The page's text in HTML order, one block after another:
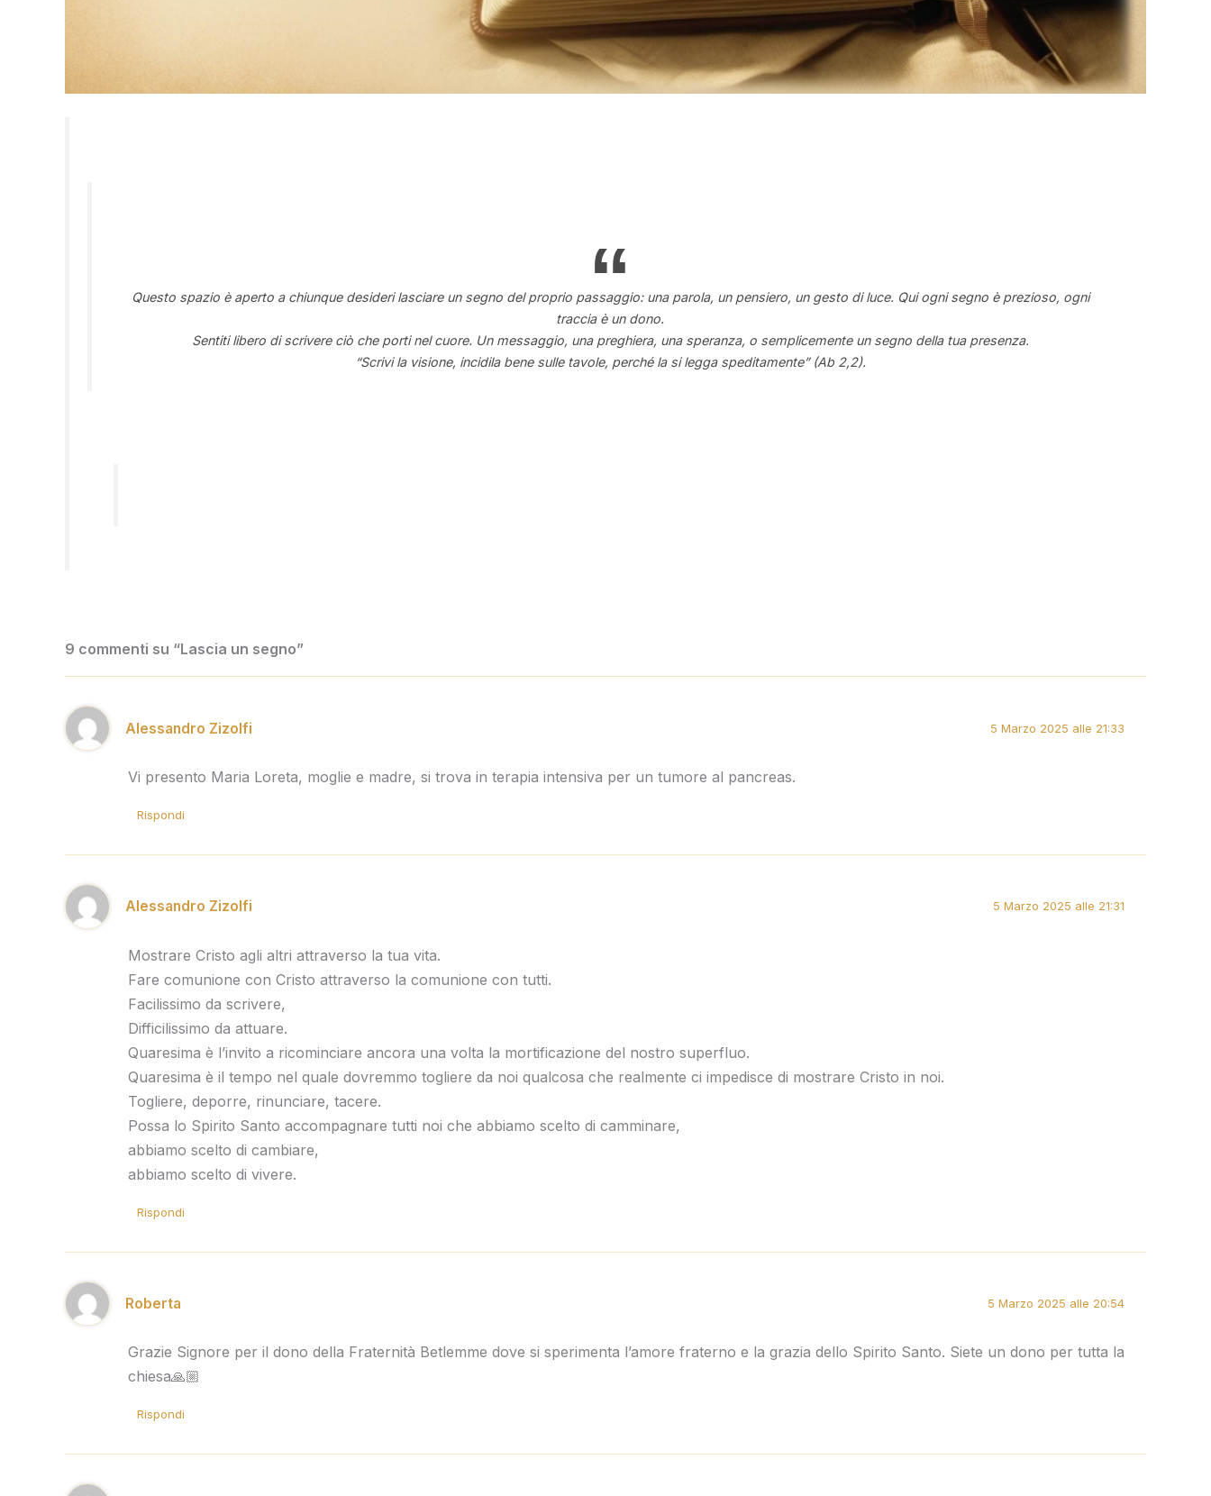
Questo spazio è aperto a chiunque desideri lasciare un segno del proprio passaggio: una parola, un pensiero, un gesto di luce. Qui ogni segno è prezioso, ogni
traccia è un dono.
Sentiti libero di scrivere ciò che porti nel cuore. Un messaggio, una preghiera, una speranza, o semplicemente un segno della tua presenza.
“Scrivi la visione, incidila bene sulle tavole, perché la si legga speditamente” (Ab 2,2).
9 commenti su “Lascia un segno”
Alessandro Zizolfi 5 Marzo 2025 alle 21:33
Vi presento Maria Loreta, moglie e madre, si trova in terapia intensiva per un tumore al pancreas.
Rispondi
Alessandro Zizolfi 5 Marzo 2025 alle 21:31
Mostrare Cristo agli altri attraverso la tua vita.
Fare comunione con Cristo attraverso la comunione con tutti.
Facilissimo da scrivere,
Difficilissimo da attuare.
Quaresima è l’invito a ricominciare ancora una volta la mortificazione del nostro superfluo.
Quaresima è il tempo nel quale dovremmo togliere da noi qualcosa che realmente ci impedisce di mostrare Cristo in noi.
Togliere, deporre, rinunciare, tacere.
Possa lo Spirito Santo accompagnare tutti noi che abbiamo scelto di camminare,
abbiamo scelto di cambiare,
abbiamo scelto di vivere.
Rispondi
Roberta 5 Marzo 2025 alle 20:54
Grazie Signore per il dono della Fraternità Betlemme dove si sperimenta l’amore fraterno e la grazia dello Spirito Santo. Siete un dono per tutta la
chiesa🙏🏼
Rispondi